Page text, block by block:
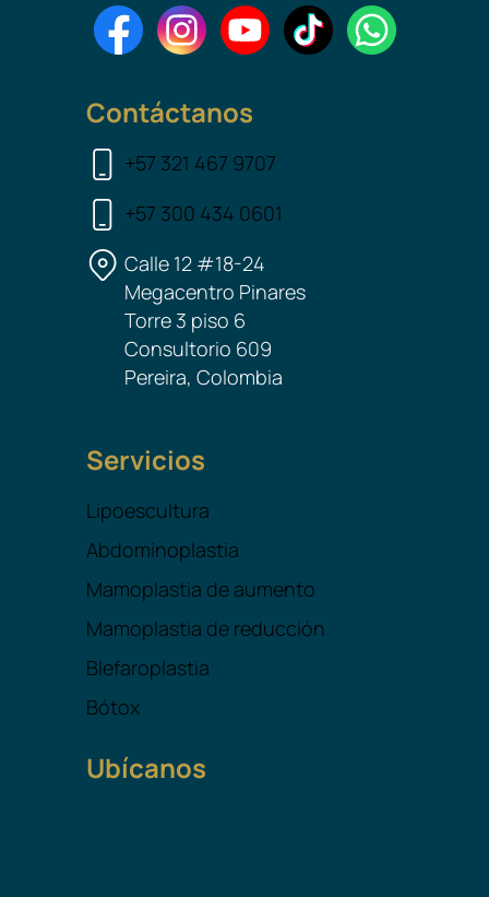
Contáctanos
+57 321 467 9707
+57 300 434 0601
Calle 12 #18-24
Megacentro Pinares
Torre 3 piso 6
Consultorio 609
Pereira, Colombia
Servicios
Lipoescultura
Abdominoplastia
Mamoplastia de aumento
Mamoplastia de reducción
Blefaroplastia
Bótox
Ubícanos